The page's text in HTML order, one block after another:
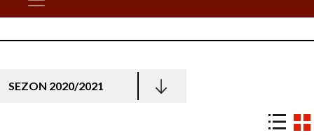
SEZON 2020/2021